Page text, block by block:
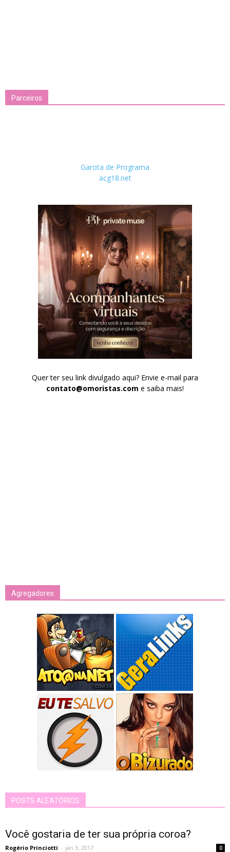
Parceiros
Garota de Programa
acg18.net
Quer ter seu link divulgado aqui? Envie e-mail para
contato@omoristas.com e saiba mais!
Agregadores
POSTS ALEATÓRIOS
Você gostaria de ter sua própria coroa?
Rogério Princiotti - jan 3, 2017 0